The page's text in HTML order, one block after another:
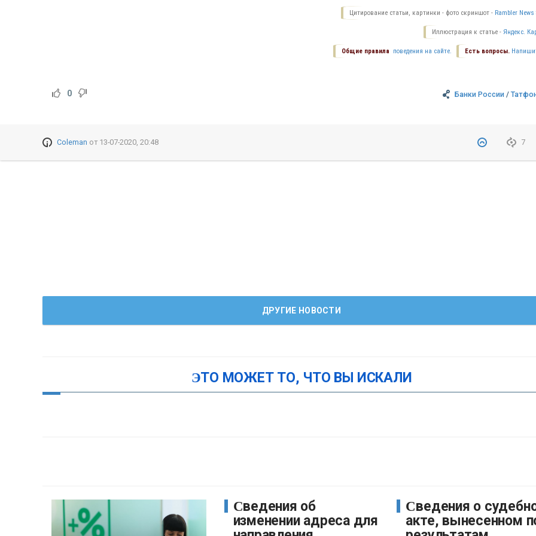
Цитирование статьи, картинки - фото скриншот - Rambler News
Иллюстрация к статье - Яндекс.
Есть вопросы.
Общие правила поведения на сайте.
Банки России /
0
7
Coleman от 13-07-2020, 20:48
ДРУГИЕ НОВОСТИ
ЭТО МОЖЕТ ТО, ЧТО ВЫ ИСКАЛИ
Сведения об
изменении адреса для
Сведения о судебном
акте, вынесенном